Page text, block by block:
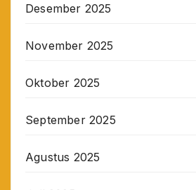
Desember 2025
November 2025
Oktober 2025
September 2025
Agustus 2025